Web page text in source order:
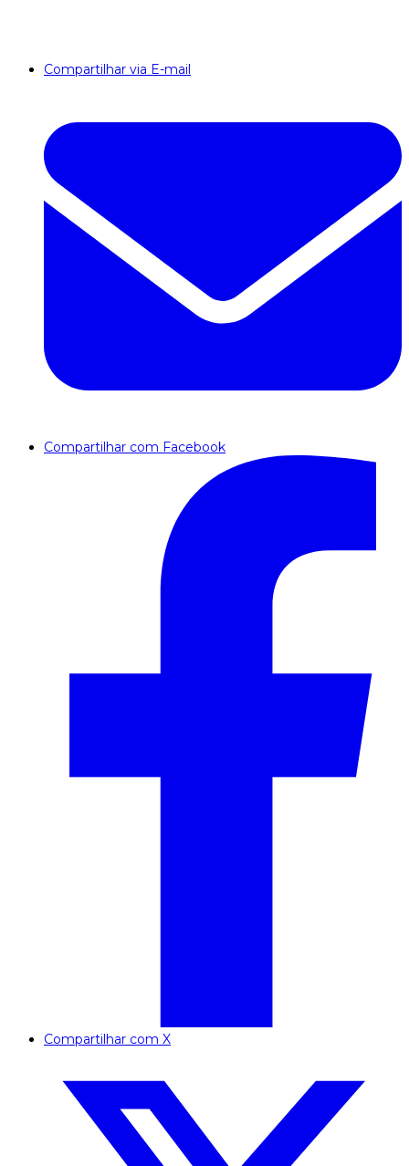
Compartilhar via E-mail
Compartilhar com Facebook
Compartilhar com X